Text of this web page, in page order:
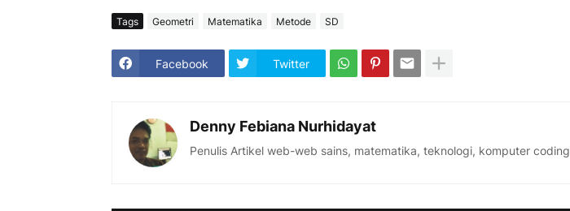
Tags Geometri Matematika Metode SD
Facebook Twitter
Denny Febiana Nurhidayat
Penulis Artikel web-web sains, matematika, teknologi, komputer coding